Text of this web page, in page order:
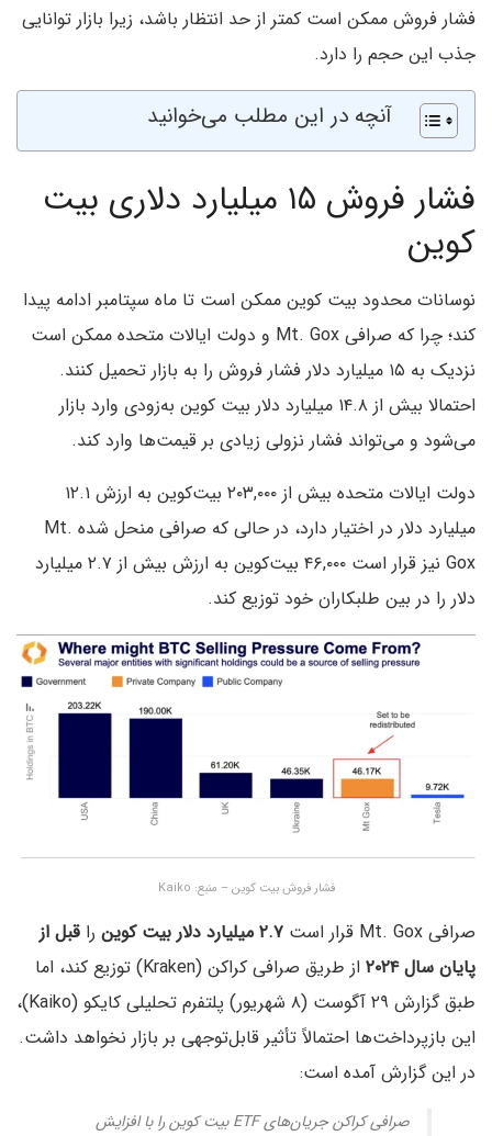
فشار فروش ممکن است کمتر از حد انتظار باشد، زیرا بازار توانایی
جذب این حجم را دارد.
آنچه در این مطلب می‌خوانید
فشار فروش ۱۵ میلیارد دلاری بیت
کوین
نوسانات محدود بیت‌ کوین ممکن است تا ماه سپتامبر ادامه پیدا
کند؛ چرا که صرافی Mt. Gox و دولت ایالات متحده ممکن است
نزدیک به ۱۵ میلیارد دلار فشار فروش را به بازار تحمیل کنند.
احتمالا بیش از ۱۴.۸ میلیارد دلار بیت‌ کوین به‌زودی وارد بازار
می‌شود و می‌تواند فشار نزولی زیادی بر قیمت‌ها وارد کند.
دولت ایالات متحده بیش از ۲۰۳,۰۰۰ بیت‌کوین به ارزش ۱۲.۱
میلیارد دلار در اختیار دارد، در حالی که صرافی منحل شده Mt.
Gox نیز قرار است ۴۶,۰۰۰ بیت‌کوین به ارزش بیش از ۲.۷ میلیارد
دلار را در بین طلبکاران خود توزیع کند.
فشار فروش بیت کوین – منبع: Kaiko
صرافی Mt. Gox قرار است ۲.۷ میلیارد دلار بیت کوین را قبل از
پایان سال ۲۰۲۴
از طریق صرافی کراکن (Kraken) توزیع کند، اما
طبق گزارش ۲۹ آگوست (۸ شهریور) پلتفرم تحلیلی کایکو (Kaiko)،
این بازپرداخت‌ها احتمالاً تأثیر قابل‌توجهی بر بازار نخواهد داشت.
در این گزارش آمده است:
صرافی کراکن جریان‌های ETF بیت‌ کوین را با افزایش